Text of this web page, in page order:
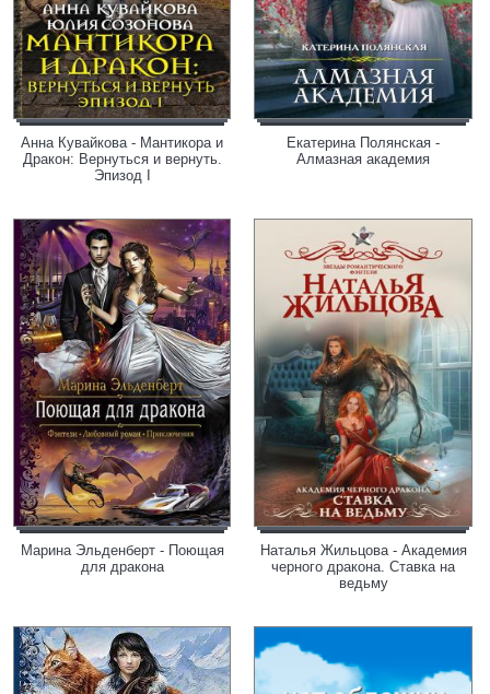
Анна Кувайкова - Мантикора и
Дракон: Вернуться и вернуть.
Эпизод I
Екатерина Полянская -
Алмазная академия
Марина Эльденберт - Поющая
для дракона
Наталья Жильцова - Академия
черного дракона. Ставка на
ведьму